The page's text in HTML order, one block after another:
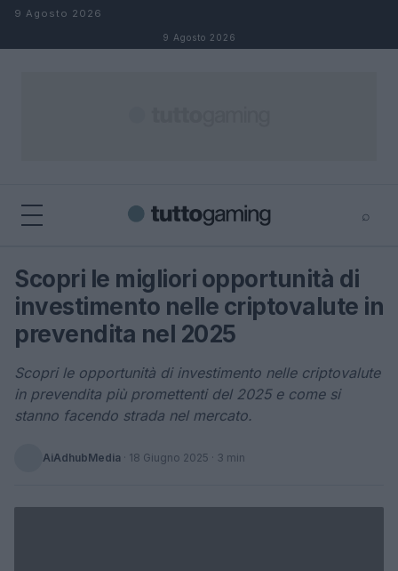
Salta al contenuto
9 Agosto 2026
9 Agosto 2026
⌕
Cerca ⌕
Scopri le migliori opportunità di
investimento nelle criptovalute in
prevendita nel 2025
Scopri le opportunità di investimento nelle criptovalute
in prevendita più promettenti del 2025 e come si
stanno facendo strada nel mercato.
AiAdhubMedia · 18 Giugno 2025 · 3 min